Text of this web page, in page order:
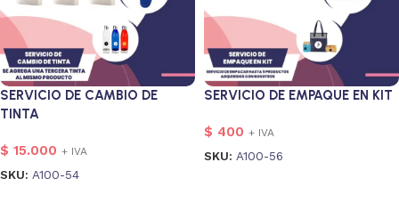
SERVICIO DE CAMBIO DE
TINTA
$ 15.000 + IVA
SKU: A100-54
SERVICIO DE EMPAQUE EN KIT
$ 400 + IVA
SKU: A100-56